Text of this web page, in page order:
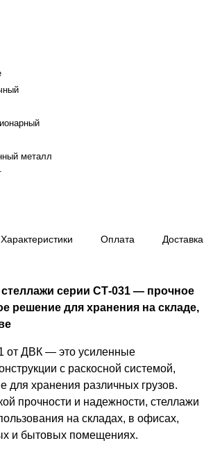
металл
Характеристики Оплата Доставка
стеллажи серии СТ-031 — прочное
решение для хранения на складе,
от ДВК — это усиленные
с раскосной системой,
для хранения различных грузов.
прочности и надежности, стеллажи
на складах, в офисах,
и бытовых помещениях.